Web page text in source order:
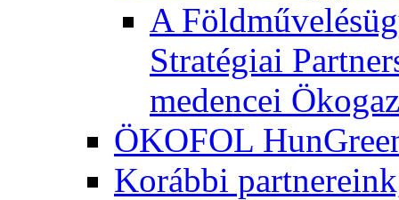
A
Stratégiai
medencei
ÖKOFOL
Korábbi